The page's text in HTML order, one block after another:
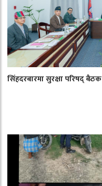
सिंहदरबारमा सुरक्षा परिषद् बैठक